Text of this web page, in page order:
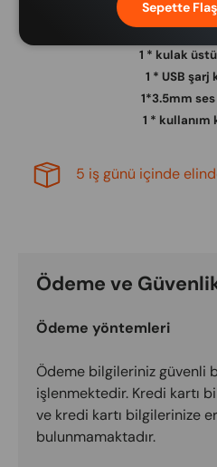
1 * kulak
1 * USB şarj
1*3.5mm
1 * kullanım
5 iş günü içinde
Ödeme ve
Ödeme yöntemleri
Ödeme bilgileriniz güvenli
işlenmektedir. Kredi kartı
ve kredi kartı bilgilerinize
bulunmamaktadır.
Sepette